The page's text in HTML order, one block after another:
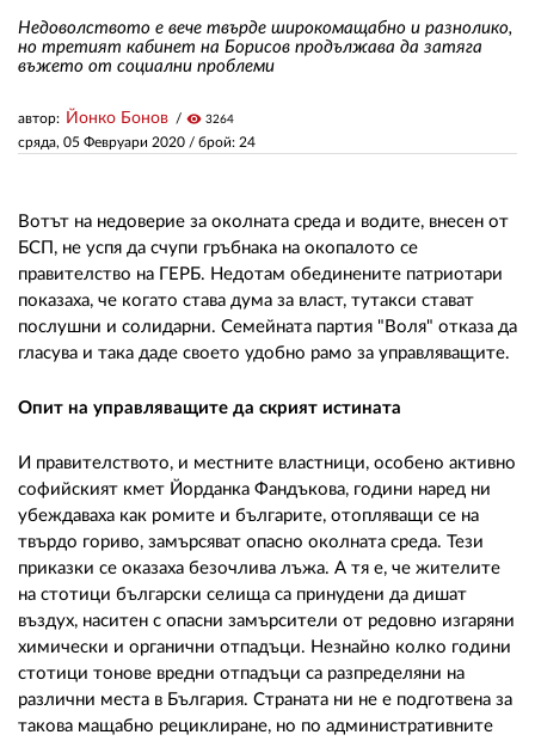
Недоволството е вече твърде широкомащабно и разнолико,
но третият кабинет на Борисов продължава да затяга
въжето от социални проблеми
сряда, 05 Февруари 2020 / брой: 24
автор: Йонко Бонов visibility 3264
Вотът на недоверие за околната среда и водите, внесен от
БСП, не успя да счупи гръбнака на окопалото се
правителство на ГЕРБ. Недотам обединените патриотари
показаха, че когато става дума за власт, тутакси стават
послушни и солидарни. Семейната партия "Воля" отказа да
гласува и така даде своето удобно рамо за управляващите.
Опит на управляващите да скрият истината
И правителството, и местните властници, особено активно
софийският кмет Йорданка Фандъкова, години наред ни
убеждаваха как ромите и българите, отопляващи се на
твърдо гориво, замърсяват опасно околната среда. Тези
приказки се оказаха безочлива лъжа. А тя е, че жителите
на стотици български селища са принудени да дишат
въздух, наситен с опасни замърсители от редовно изгаряни
химически и органични отпадъци. Незнайно колко години
стотици тонове вредни отпадъци са разпределяни на
различни места в България. Страната ни не е подготвена за
такова мащабно рециклиране, но по административните
АВТОРИ
КОНТАКТИ
АБОНАМЕНТ
УСЛОВИЯ ЗА ПОЛЗВАНЕ
ПОЛИТИКА ЗА БИСКВИТКИТЕ
ПОВЕРИТЕЛНОСТ
02 975 20 35